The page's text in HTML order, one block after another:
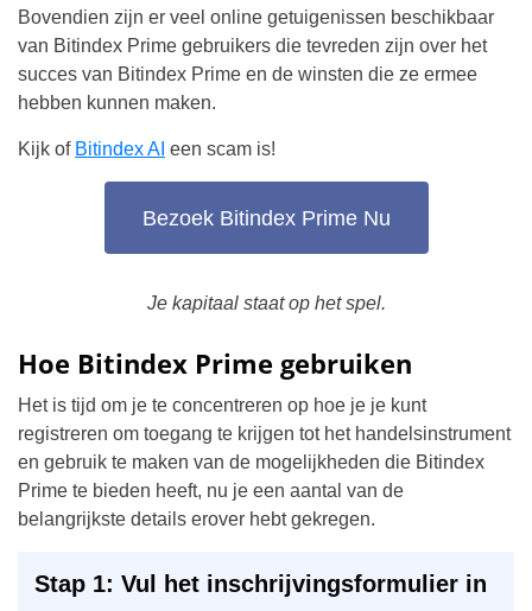
Bovendien zijn er veel online getuigenissen beschikbaar
van Bitindex Prime gebruikers die tevreden zijn over het
succes van Bitindex Prime en de winsten die ze ermee
hebben kunnen maken.
Kijk of Bitindex AI een scam is!
Bezoek Bitindex Prime Nu
Je kapitaal staat op het spel.
Hoe Bitindex Prime gebruiken
Het is tijd om je te concentreren op hoe je je kunt
registreren om toegang te krijgen tot het handelsinstrument
en gebruik te maken van de mogelijkheden die Bitindex
Prime te bieden heeft, nu je een aantal van de
belangrijkste details erover hebt gekregen.
Stap 1: Vul het inschrijvingsformulier in